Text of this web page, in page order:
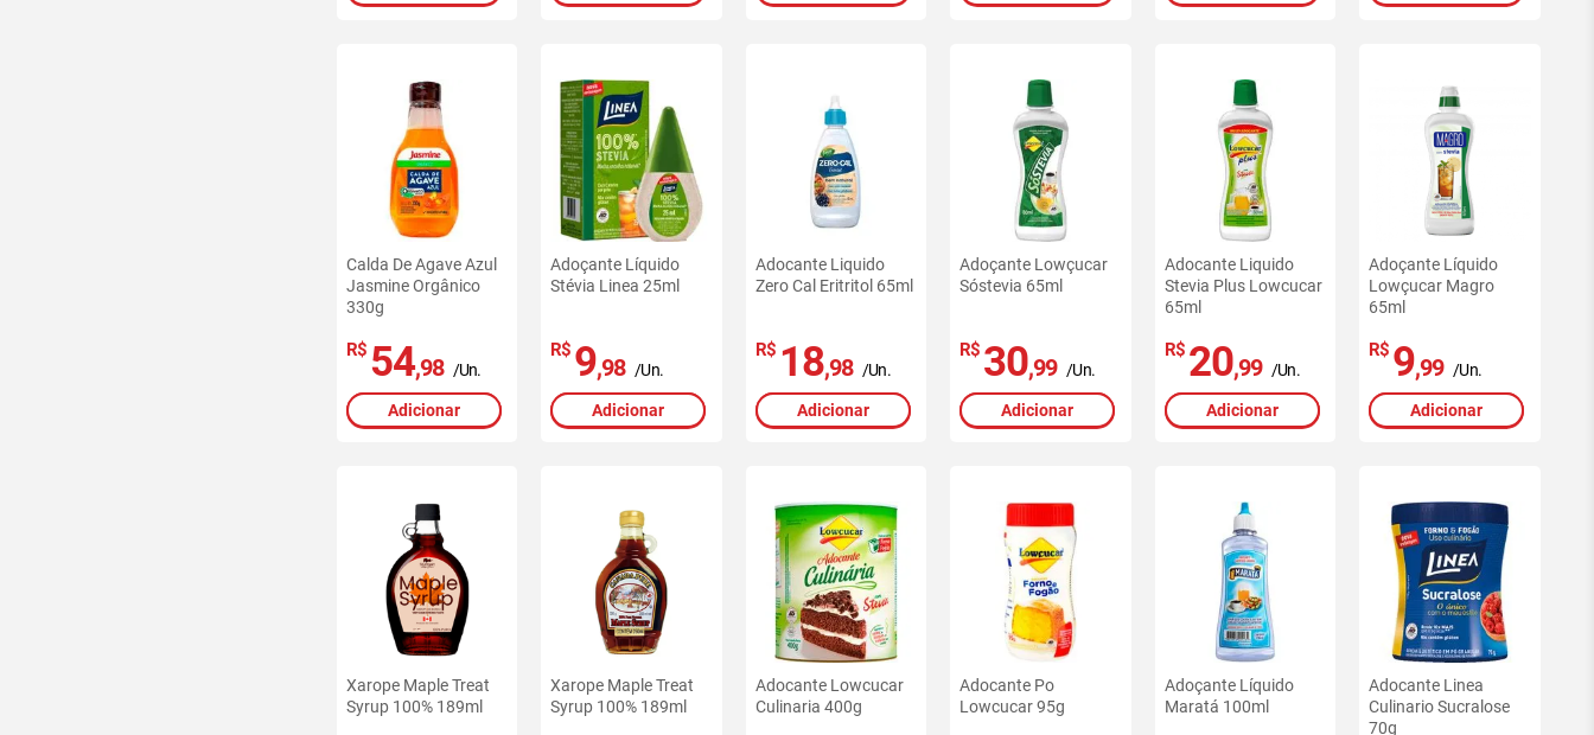
Calda De Agave Azul
Jasmine Orgânico
330g
R$ 54,98 /Un.
Adicionar
Adoçante Líquido
Stévia Linea 25ml
R$ 9,98 /Un.
Adicionar
Adocante Liquido
Zero Cal Eritritol 65ml
R$ 18,98 /Un.
Adicionar
Adoçante Lowçucar
Sóstevia 65ml
R$ 30,99 /Un.
Adicionar
Adocante Liquido
Stevia Plus Lowcucar
65ml
R$ 20,99 /Un.
Adicionar
Adoçante Líquido
Lowçucar Magro
65ml
R$ 9,99 /Un.
Adicionar
Xarope Maple Treat
Syrup 100% 189ml
Xarope Maple Treat
Syrup 100% 189ml
Adocante Lowcucar
Culinaria 400g
Adocante Po
Lowcucar 95g
Adoçante Líquido
Maratá 100ml
Adocante Linea
Culinario Sucralose
70g